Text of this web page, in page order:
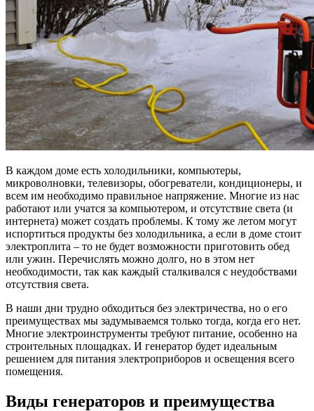
В каждом доме есть холодильники, компьютеры,
микроволновки, телевизоры, обогреватели, кондиционеры, и
всем им необходимо правильное напряжение. Многие из нас
работают или учатся за компьютером, и отсутствие света (и
интернета) может создать проблемы. К тому же летом могут
испортиться продукты без холодильника, а если в доме стоит
электроплита – то не будет возможности приготовить обед
или ужин. Перечислять можно долго, но в этом нет
необходимости, так как каждый сталкивался с неудобствами
отсутствия света.
В наши дни трудно обходиться без электричества, но о его
преимуществах мы задумываемся только тогда, когда его нет.
Многие электроинструменты требуют питание, особенно на
строительных площадках. И генератор будет идеальным
решением для питания электроприборов и освещения всего
помещения.
Виды генераторов и преимущества